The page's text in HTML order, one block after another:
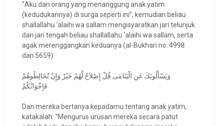
“Aku dan orang yang menanggung anak yatim
(kedudukannya) di surga seperti ini”, kemudian beliau
shallallahu ‘alaihi wa sallam mengisyaratkan jari telunjuk
dan jari tengah beliau shallallahu ‘alaihi wa sallam, serta
agak merenggangkan keduanya (al-Bukhari no. 4998
dan 5659).
وَيَسْأَلُونَكَ عَنِ الْيَتَامَى قُلْ إِصْلاَحٌ لَّهُمْ خَيْرٌ وَإِنْ تُخَالِطُوهُمْ
فَإِخْوَانُكُمْ
Dan mereka bertanya kepadamu tentang anak yatim,
katakalah: “Mengurus urusan mereka secara patut